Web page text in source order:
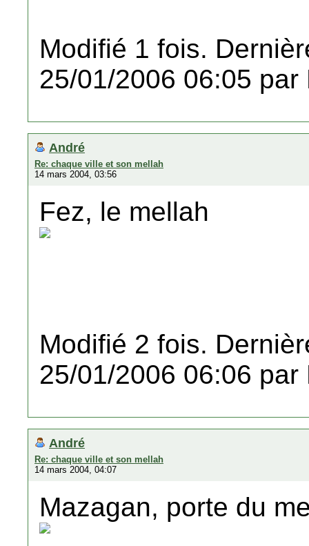
Modifié 1 fois.
25/01/2006 06:05 par
André
Re: chaque ville et son mellah
14 mars 2004, 03:56
Fez, le mellah
Modifié 2 fois.
25/01/2006 06:06 par
André
Re: chaque ville et son mellah
14 mars 2004, 04:07
Mazagan, porte du